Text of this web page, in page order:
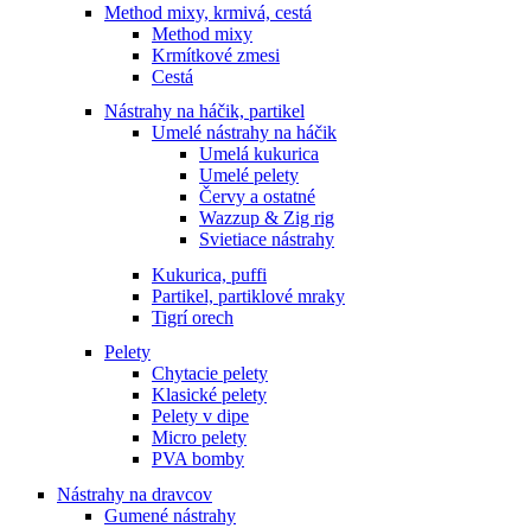
Method mixy, krmivá, cestá
Method mixy
Krmítkové zmesi
Cestá
Nástrahy na háčik, partikel
Umelé nástrahy na háčik
Umelá kukurica
Umelé pelety
Červy a ostatné
Wazzup & Zig rig
Svietiace nástrahy
Kukurica, puffi
Partikel, partiklové mraky
Tigrí orech
Pelety
Chytacie pelety
Klasické pelety
Pelety v dipe
Micro pelety
PVA bomby
Nástrahy na dravcov
Gumené nástrahy